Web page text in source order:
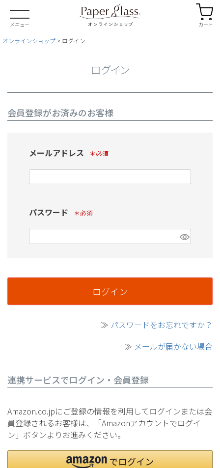
メニュー カート
オンラインショップ ログイン
ログイン
会員登録がお済みのお客様
メールアドレス
パスワード
ログイン
≫ パスワードをお忘れですか？
≫ メールが届かない場合
連携サービスでログイン・会員登録
Amazon.co.jpにご登録の情報を利用してログインまたは会
員登録されるお客様は、「Amazonアカウントでログイ
ン」ボタンよりお進みください。